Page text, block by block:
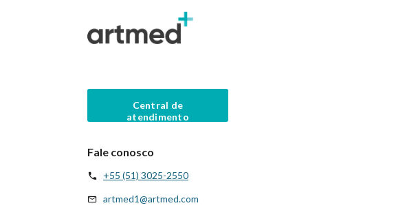
Central de
atendimento
Fale conosco
+55 (51) 3025-2550
artmed1@artmed.com